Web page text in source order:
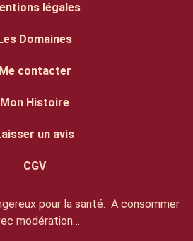
légales
Domaines
Me contacter
Mon Histoire
un avis
CGV
pour la santé. A consommer
modération…